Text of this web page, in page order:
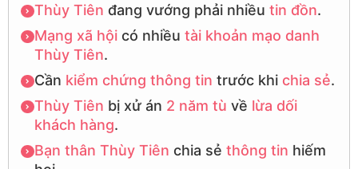
Thùy Tiên đang vướng phải nhiều tin đồn.
Mạng xã hộicó nhiều tài khoản mạo danh
Thùy Tiên.
Cần kiểm chứng thông tin trước khi chia sẻ.
Thùy Tiên bị xử án 2 năm tù về lừa dối
khách hàng.
Bạn thân Thùy Tiên chia sẻ thông tin hiếm